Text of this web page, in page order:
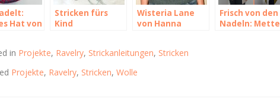
Hat von
Stricken fürs
Kind
Wisteria Lane
von Hanna
Frisch von den
Nadeln: Mette
in Projekte, Ravelry, Strickanleitungen, Stricken
Projekte, Ravelry, Stricken, Wolle